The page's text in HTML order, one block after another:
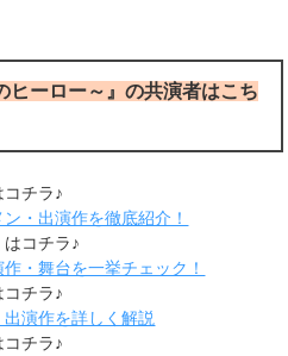
ヒーロー～』の共演者はこち
チラ♪
・出演作を徹底紹介！
コチラ♪
・舞台を一挙チェック！
チラ♪
演作を詳しく解説
チラ♪